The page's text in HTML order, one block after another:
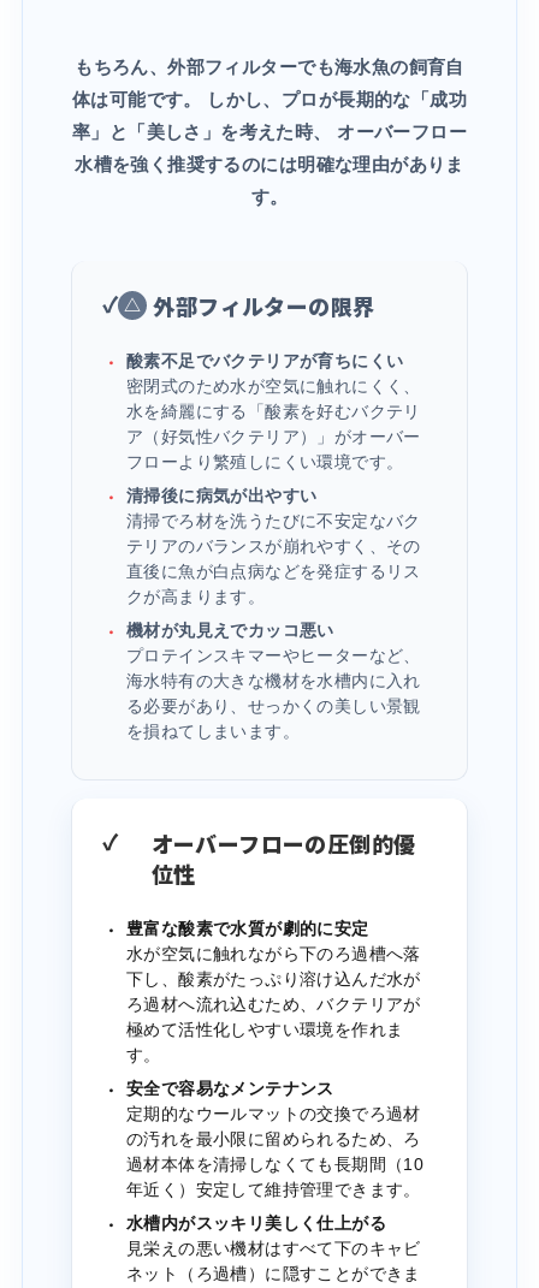
もちろん、外部フィルターでも海水魚の飼育自
体は可能です。
しかし、プロが長期的な「成功
率」と「美しさ」を考えた時、
オーバーフロー
水槽を強く推奨するのには明確な理由がありま
す。
△ 外部フィルターの限界
・
酸素不足でバクテリアが育ちにくい
密閉式のため水が空気に触れにくく、
水を綺麗にする「酸素を好むバクテリ
ア（好気性バクテリア）」がオーバー
フローより繁殖しにくい環境です。
・
清掃後に病気が出やすい
清掃でろ材を洗うたびに不安定なバク
テリアのバランスが崩れやすく、その
直後に魚が白点病などを発症するリス
クが高まります。
・
機材が丸見えでカッコ悪い
プロテインスキマーやヒーターなど、
海水特有の大きな機材を水槽内に入れ
る必要があり、せっかくの美しい景観
を損ねてしまいます。
オーバーフローの圧倒的優
位性
・
豊富な酸素で水質が劇的に安定
水が空気に触れながら下のろ過槽へ落
下し、酸素がたっぷり溶け込んだ水が
ろ過材へ流れ込むため、バクテリアが
極めて活性化しやすい環境を作れま
す。
・
安全で容易なメンテナンス
定期的なウールマットの交換でろ過材
の汚れを最小限に留められるため、ろ
過材本体を清掃しなくても長期間（10
年近く）安定して維持管理できます。
・
水槽内がスッキリ美しく仕上がる
見栄えの悪い機材はすべて下のキャビ
ネット（ろ過槽）に隠すことができま